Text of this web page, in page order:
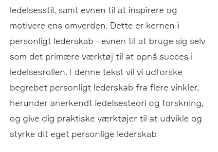
ledelsesstil, samt evnen til at inspirere og
motivere ens omverden. Dette er kernen i
personligt lederskab - evnen til at bruge sig selv
som det primære værktøj til at opnå succes i
ledelsesrollen. I denne tekst vil vi udforske
begrebet personligt lederskab fra flere vinkler,
herunder anerkendt ledelsesteori og forskning,
og give dig praktiske værktøjer til at udvikle og
styrke dit eget personlige lederskab